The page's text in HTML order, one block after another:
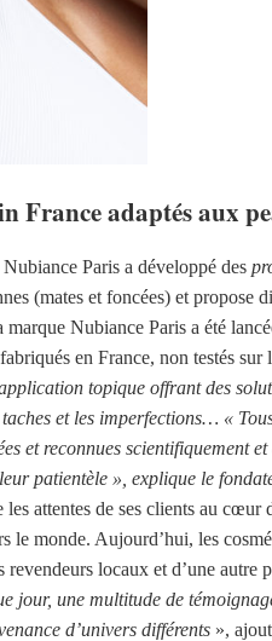
France adaptés aux
Paris a développé des
(mates et foncées) et
Nubiance Paris a été
en France, non testés
topique offrant des
et les imperfections… «
et reconnues scientifiquement
patientèle », explique le
attentes de ses clients au
monde. Aujourd’hui, les
locaux et d’une
jour, une multitude de
d’univers différents »,